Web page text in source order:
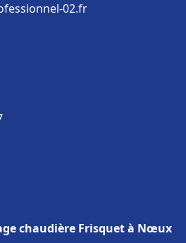
02.fr
chaudière Frisquet à Nœux